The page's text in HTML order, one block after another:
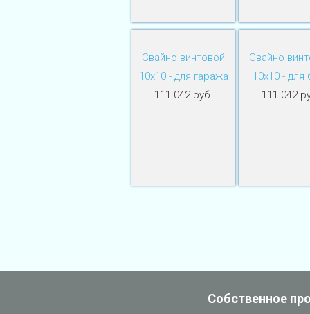
Свайно-винтовой
10х10 - для гаража
111 042 руб.
Свайно-
10х10 - для
111 042
Собственное